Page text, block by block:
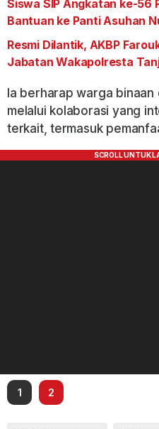
Siswa SIP Angkatan ke-56
Bantuan ke Panti Asuhan
Resmi Dilantik, AKBP
Jabatan Wakapolresta
Ia berharap warga
melalui kolaborasi yang
terkait, termasuk
1 2